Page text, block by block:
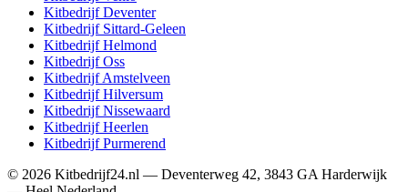
KitbedrijfDeventer
Kitbedrijf Sittard-Geleen
KitbedrijfHelmond
KitbedrijfOss
KitbedrijfAmstelveen
KitbedrijfHilversum
KitbedrijfNissewaard
KitbedrijfHeerlen
KitbedrijfPurmerend
© 2026 Kitbedrijf24.nl — Deventerweg 42, 3843 GA Harderwijk